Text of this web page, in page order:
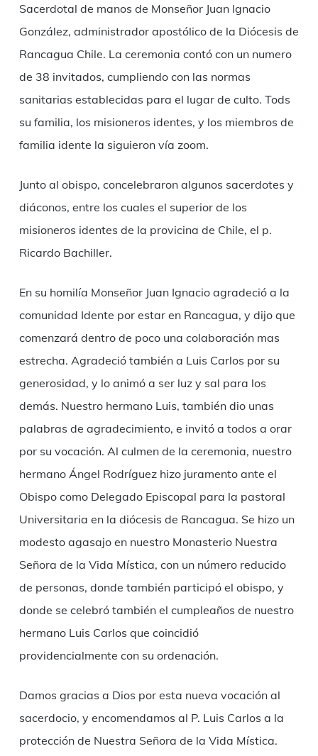
Sacerdotal de manos de Monseñor Juan Ignacio
González, administrador apostólico de la Diócesis de
Rancagua Chile. La ceremonia contó con un numero
de 38 invitados, cumpliendo con las normas
sanitarias establecidas para el lugar de culto. Tods
su familia, los misioneros identes, y los miembros de
familia idente la siguieron vía zoom.
Junto al obispo, concelebraron algunos sacerdotes y
diáconos, entre los cuales el superior de los
misioneros identes de la provicina de Chile, el p.
Ricardo Bachiller.
En su homilía Monseñor Juan Ignacio agradeció a la
comunidad Idente por estar en Rancagua, y dijo que
comenzará dentro de poco una colaboración mas
estrecha. Agradeció también a Luis Carlos por su
generosidad, y lo animó a ser luz y sal para los
demás. Nuestro hermano Luis, también dio unas
palabras de agradecimiento, e invitó a todos a orar
por su vocación. Al culmen de la ceremonia, nuestro
hermano Ángel Rodríguez hizo juramento ante el
Obispo como Delegado Episcopal para la pastoral
Universitaria en la diócesis de Rancagua. Se hizo un
modesto agasajo en nuestro Monasterio Nuestra
Señora de la Vida Mística, con un número reducido
de personas, donde también participó el obispo, y
donde se celebró también el cumpleaños de nuestro
hermano Luis Carlos que coincidió
providencialmente con su ordenación.
Damos gracias a Dios por esta nueva vocación al
sacerdocio, y encomendamos al P. Luis Carlos a la
protección de Nuestra Señora de la Vida Mística.